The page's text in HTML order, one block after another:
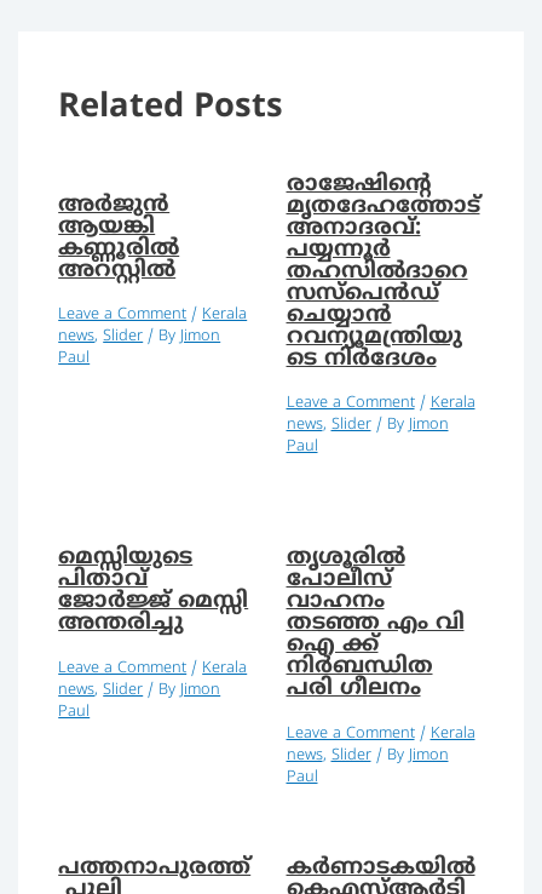
Related Posts
അര്‍ജുന്‍
ആയങ്കി
കണ്ണൂരില്‍
അറസ്റ്റില്‍
Leave a Comment /Kerala
news,Slider/ ByJimon
Paul
രാജേഷിന്റെ
മൃതദേഹത്തോട്
അനാദരവ്:
പയ്യന്നൂര്‍
തഹസില്‍ദാറെ
സസ്‌പെന്‍ഡ്
ചെയ്യാന്‍
റവന്യൂമന്ത്രിയു
ടെ നിര്‍ദേശം
Leave a Comment /Kerala
news,Slider/ ByJimon
Paul
മെസ്സിയുടെ
പിതാവ്
ജോര്‍ജ്ജ് മെസ്സി
അന്തരിച്ചു
Leave a Comment / Kerala
news,Slider / By Jimon
Paul
തൃശൂരിൽ
പോലീസ്
വാഹനം
തടഞ്ഞ എം വി
ഐ ക്ക്
നിർബന്ധിത
പരി ഗീലനം
Leave a Comment / Kerala
news, Slider/ By Jimon
Paul
പത്തനാപുരത്ത് കര്‍ണാടകയില്‍